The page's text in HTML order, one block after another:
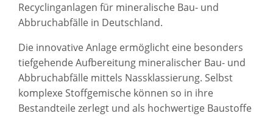
Recyclinganlagen für mineralische Bau- und
Abbruchabfälle in Deutschland.
Die innovative Anlage ermöglicht eine besonders
tiefgehende Aufbereitung mineralischer Bau- und
Abbruchabfälle mittels Nassklassierung. Selbst
komplexe Stoffgemische können so in ihre
Bestandteile zerlegt und als hochwertige Baustoffe